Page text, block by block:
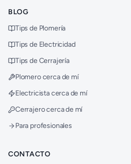
BLOG
Tips de Plomería
Tips de Electricidad
Tips de Cerrajería
Plomero cerca de mí
Electricista cerca de mí
Cerrajero cerca de mí
Para profesionales
CONTACTO